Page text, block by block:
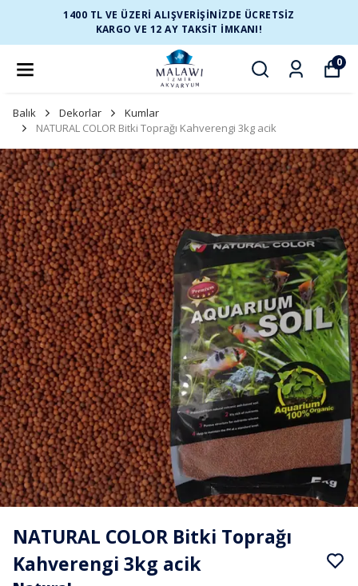
1400 TL VE ÜZERİ ALIŞVERİŞİNİZDE ÜCRETSİZ
KARGO VE 12 AY TAKSİT İMKANI!
0
Balık Dekorlar
Kumlar
NATURAL COLOR Bitki Toprağı Kahverengi 3kg acik
NATURAL COLOR Bitki Toprağı
Kahverengi 3kg acik